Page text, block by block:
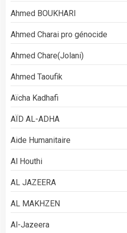
Ahmed BOUKHARI
Ahmed Charai pro génocide
Ahmed Chare(Jolani)
Ahmed Taoufik
Aïcha Kadhafi
AÏD AL-ADHA
Aide Humanitaire
Al Houthi
AL JAZEERA
AL MAKHZEN
Al-Jazeera